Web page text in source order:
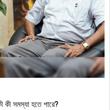
সমস্যা হতে পারে?